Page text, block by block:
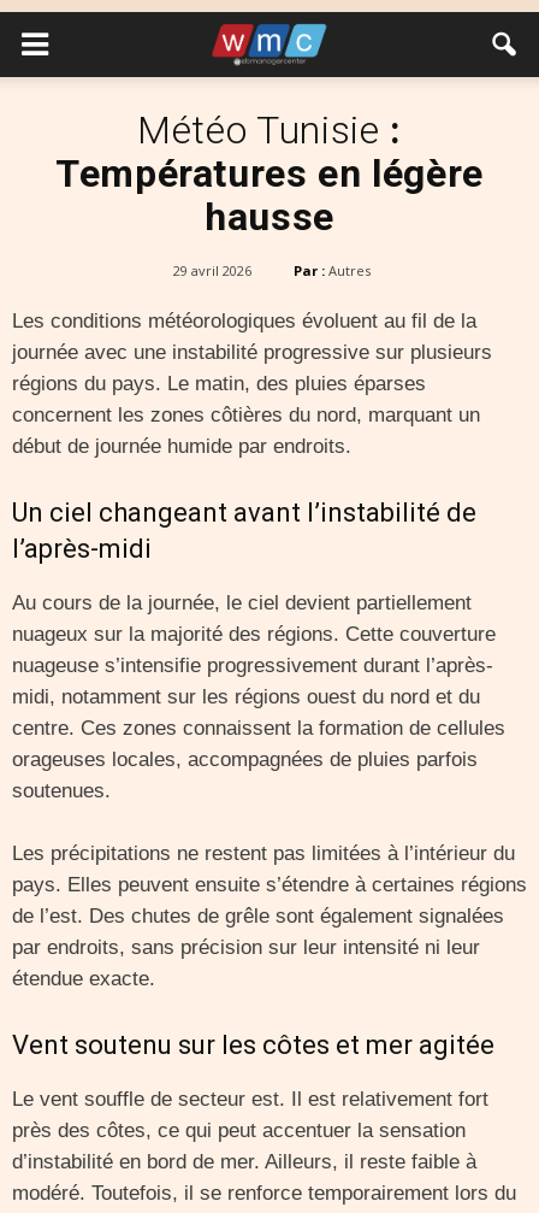
Météo Tunisie :
Températures en légère
hausse
29 avril 2026 Par : Autres
Les conditions météorologiques évoluent au fil de la
journée avec une instabilité progressive sur plusieurs
régions du pays. Le matin, des pluies éparses
concernent les zones côtières du nord, marquant un
début de journée humide par endroits.
Un ciel changeant avant l’instabilité de
l’après-midi
Au cours de la journée, le ciel devient partiellement
nuageux sur la majorité des régions. Cette couverture
nuageuse s’intensifie progressivement durant l’après-
midi, notamment sur les régions ouest du nord et du
centre. Ces zones connaissent la formation de cellules
orageuses locales, accompagnées de pluies parfois
soutenues.
Les précipitations ne restent pas limitées à l’intérieur du
pays. Elles peuvent ensuite s’étendre à certaines régions
de l’est. Des chutes de grêle sont également signalées
par endroits, sans précision sur leur intensité ni leur
étendue exacte.
Vent soutenu sur les côtes et mer agitée
Le vent souffle de secteur est. Il est relativement fort
près des côtes, ce qui peut accentuer la sensation
d’instabilité en bord de mer. Ailleurs, il reste faible à
modéré. Toutefois, il se renforce temporairement lors du